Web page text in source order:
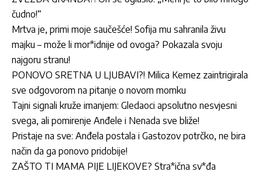
čudno!“
Mrtva je, primi moje saučešće! Sofija mu sahranila živu
majku – može li mor*idnije od ovoga? Pokazala svoju
najgoru stranu!
PONOVO SRETNA U LJUBAVI?! Milica Kemez zaintrigirala
sve odgovorom na pitanje o novom momku
Tajni signali kruže imanjem: Gledaoci apsolutno nesvjesni
svega, ali pomirenje Anđele i Nenada sve bliže!
Pristaje na sve: Anđela postala i Gastozov potrčko, ne bira
način da ga ponovo pridobije!
ZAŠTO TI MAMA PIJE LIJEKOVE? Stra*ična sv*đa